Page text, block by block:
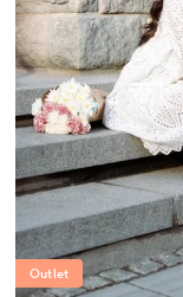
Outlet